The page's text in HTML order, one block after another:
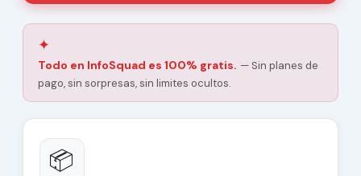
✦
Todo en InfoSquad es 100% gratis. — Sin planes de
pago, sin sorpresas, sin limites ocultos.
📦